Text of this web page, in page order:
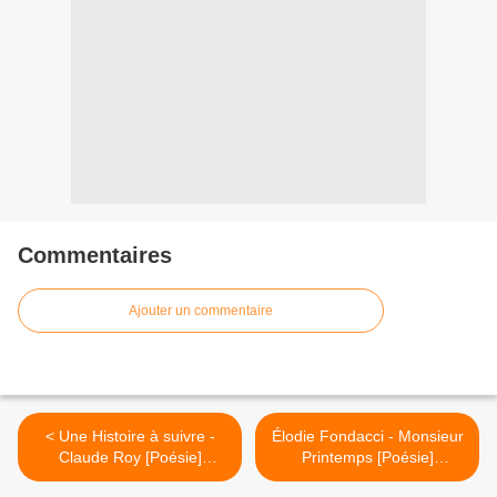
Commentaires
Ajouter un commentaire
< Une Histoire à suivre -
Claude Roy [Poésie]
[Printemps][Élémentaire]
Élodie Fondacci - Monsieur
Printemps [Poésie]
[Printemps][Élémentaire] >